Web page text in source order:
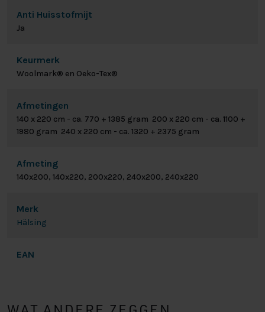
Anti Huisstofmijt
Ja
Keurmerk
Woolmark® en Oeko-Tex®
Afmetingen
140 x 220 cm - ca. 770 + 1385 gram 200 x 220 cm - ca. 1100 +
1980 gram 240 x 220 cm - ca. 1320 + 2375 gram
Afmeting
140x200, 140x220, 200x220, 240x200, 240x220
Merk
Hälsing
EAN